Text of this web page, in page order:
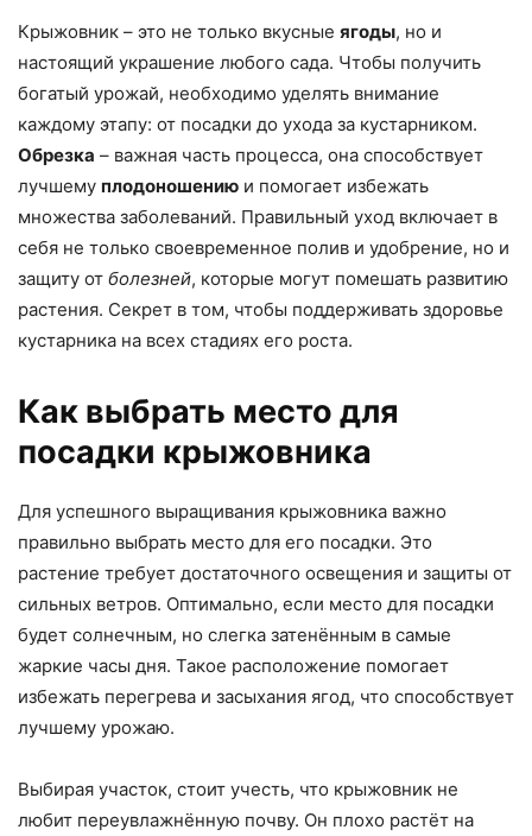
Крыжовник – это не только вкусные ягоды, но и
настоящий украшение любого сада. Чтобы получить
богатый урожай, необходимо уделять внимание
каждому этапу: от посадки до ухода за кустарником.
Обрезка – важная часть процесса, она способствует
лучшему плодоношению и помогает избежать
множества заболеваний. Правильный уход включает в
себя не только своевременное полив и удобрение, но и
защиту от болезней, которые могут помешать развитию
растения. Секрет в том, чтобы поддерживать здоровье
кустарника на всех стадиях его роста.
Как выбрать место для
посадки крыжовника
Для успешного выращивания крыжовника важно
правильно выбрать место для его посадки. Это
растение требует достаточного освещения и защиты от
сильных ветров. Оптимально, если место для посадки
будет солнечным, но слегка затенённым в самые
жаркие часы дня. Такое расположение помогает
избежать перегрева и засыхания ягод, что способствует
лучшему урожаю.
Выбирая участок, стоит учесть, что крыжовник не
любит переувлажнённую почву. Он плохо растёт на